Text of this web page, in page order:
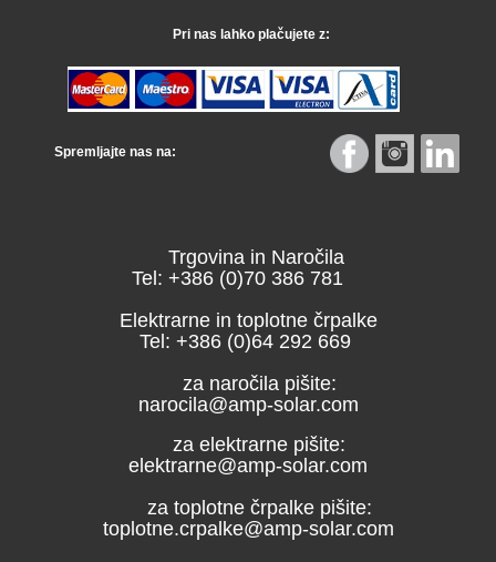
Pri nas lahko plačujete z:
Spremljajte nas na:
Trgovina in Naročila
Tel: +386 (0)70 386 781
Elektrarne in toplotne črpalke
Tel: +386 (0)64 292 669
za naročila pišite:
narocila@amp-solar.com
za elektrarne pišite:
elektrarne@amp-solar.com
za toplotne črpalke pišite:
toplotne.crpalke@amp-solar.com